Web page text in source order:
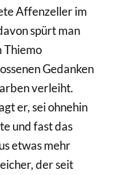
Affenzeller im
spürt man
Thiemo
Gedanken
verleiht.
er, sei ohnehin
und fast das
etwas mehr
der seit